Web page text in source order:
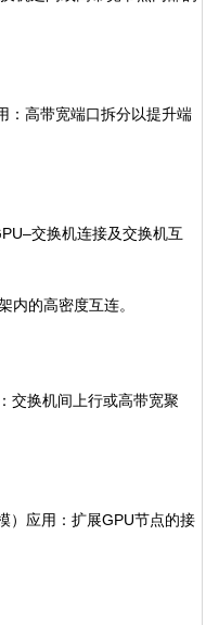
高带宽端口拆分以提升端
交换机连接及交换机互
的高密度互连。
换机间上行或高带宽聚
应用：扩展GPU节点的接